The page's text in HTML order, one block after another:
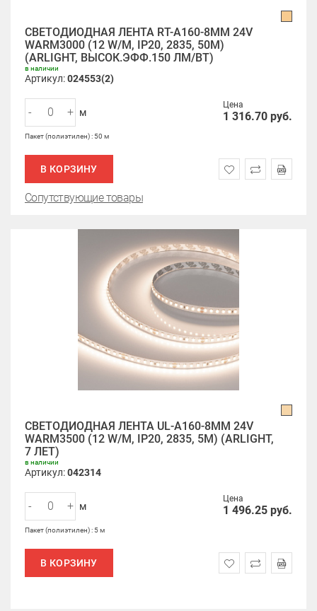
СВЕТОДИОДНАЯ ЛЕНТА RT-A160-8MM 24V
WARM3000 (12 W/M, IP20, 2835, 50M)
(ARLIGHT, ВЫСОК.ЭФФ.150 ЛМ/ВТ)
в наличии
Артикул:024553(2)
Цена
1 316.70 руб.
- + м
Пакет (полиэтилен) : 50 м
В КОРЗИНУ
Сопутствующие товары
СВЕТОДИОДНАЯ ЛЕНТА UL-A160-8MM 24V
WARM3500 (12 W/M, IP20, 2835, 5M) (ARLIGHT,
7 ЛЕТ)
в наличии
Артикул:042314
Цена
1 496.25 руб.
- + м
Пакет (полиэтилен) : 5 м
В КОРЗИНУ